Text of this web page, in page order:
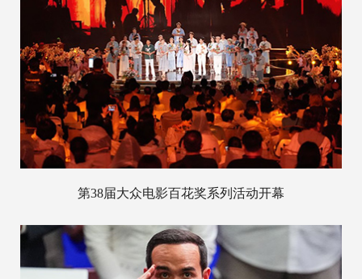
第38届大众电影百花奖系列活动开幕